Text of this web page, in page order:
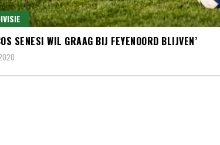
SENESI WIL GRAAG BIJ FEYENOORD BLIJVEN’